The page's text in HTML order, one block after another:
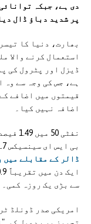
دی ہے، جبکہ
پر شدید دباؤ ڈال
بھارت، دنیا کا
استعمال کرنے والا
ڈیزل اور پٹرول کی
ہے، جس کی وجہ سے
قیمتوں میں اضافے
اضافہ نہیں کیا۔
بی ایس ای سینسیکس 1.7 فیصد گر کر 76,015.28 پر آ گیا۔
ڈالر کے مقابلے میں ریکارڈ
سے بڑی یک روزہ کمی۔
امریکی صدر ڈونلڈ